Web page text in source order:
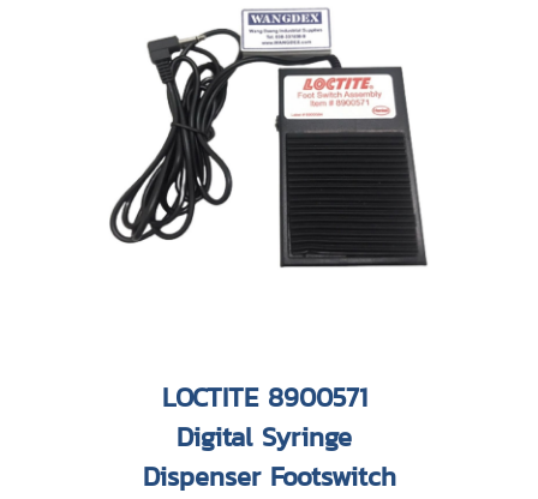
LOCTITE 8900571
Digital Syringe
Dispenser Footswitch